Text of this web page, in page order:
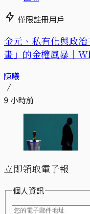
僅限註冊用戶
金元、私有化與政
畫」的金權風暴｜
陳曦
9 小時前
立即領取電子報
個人資訊